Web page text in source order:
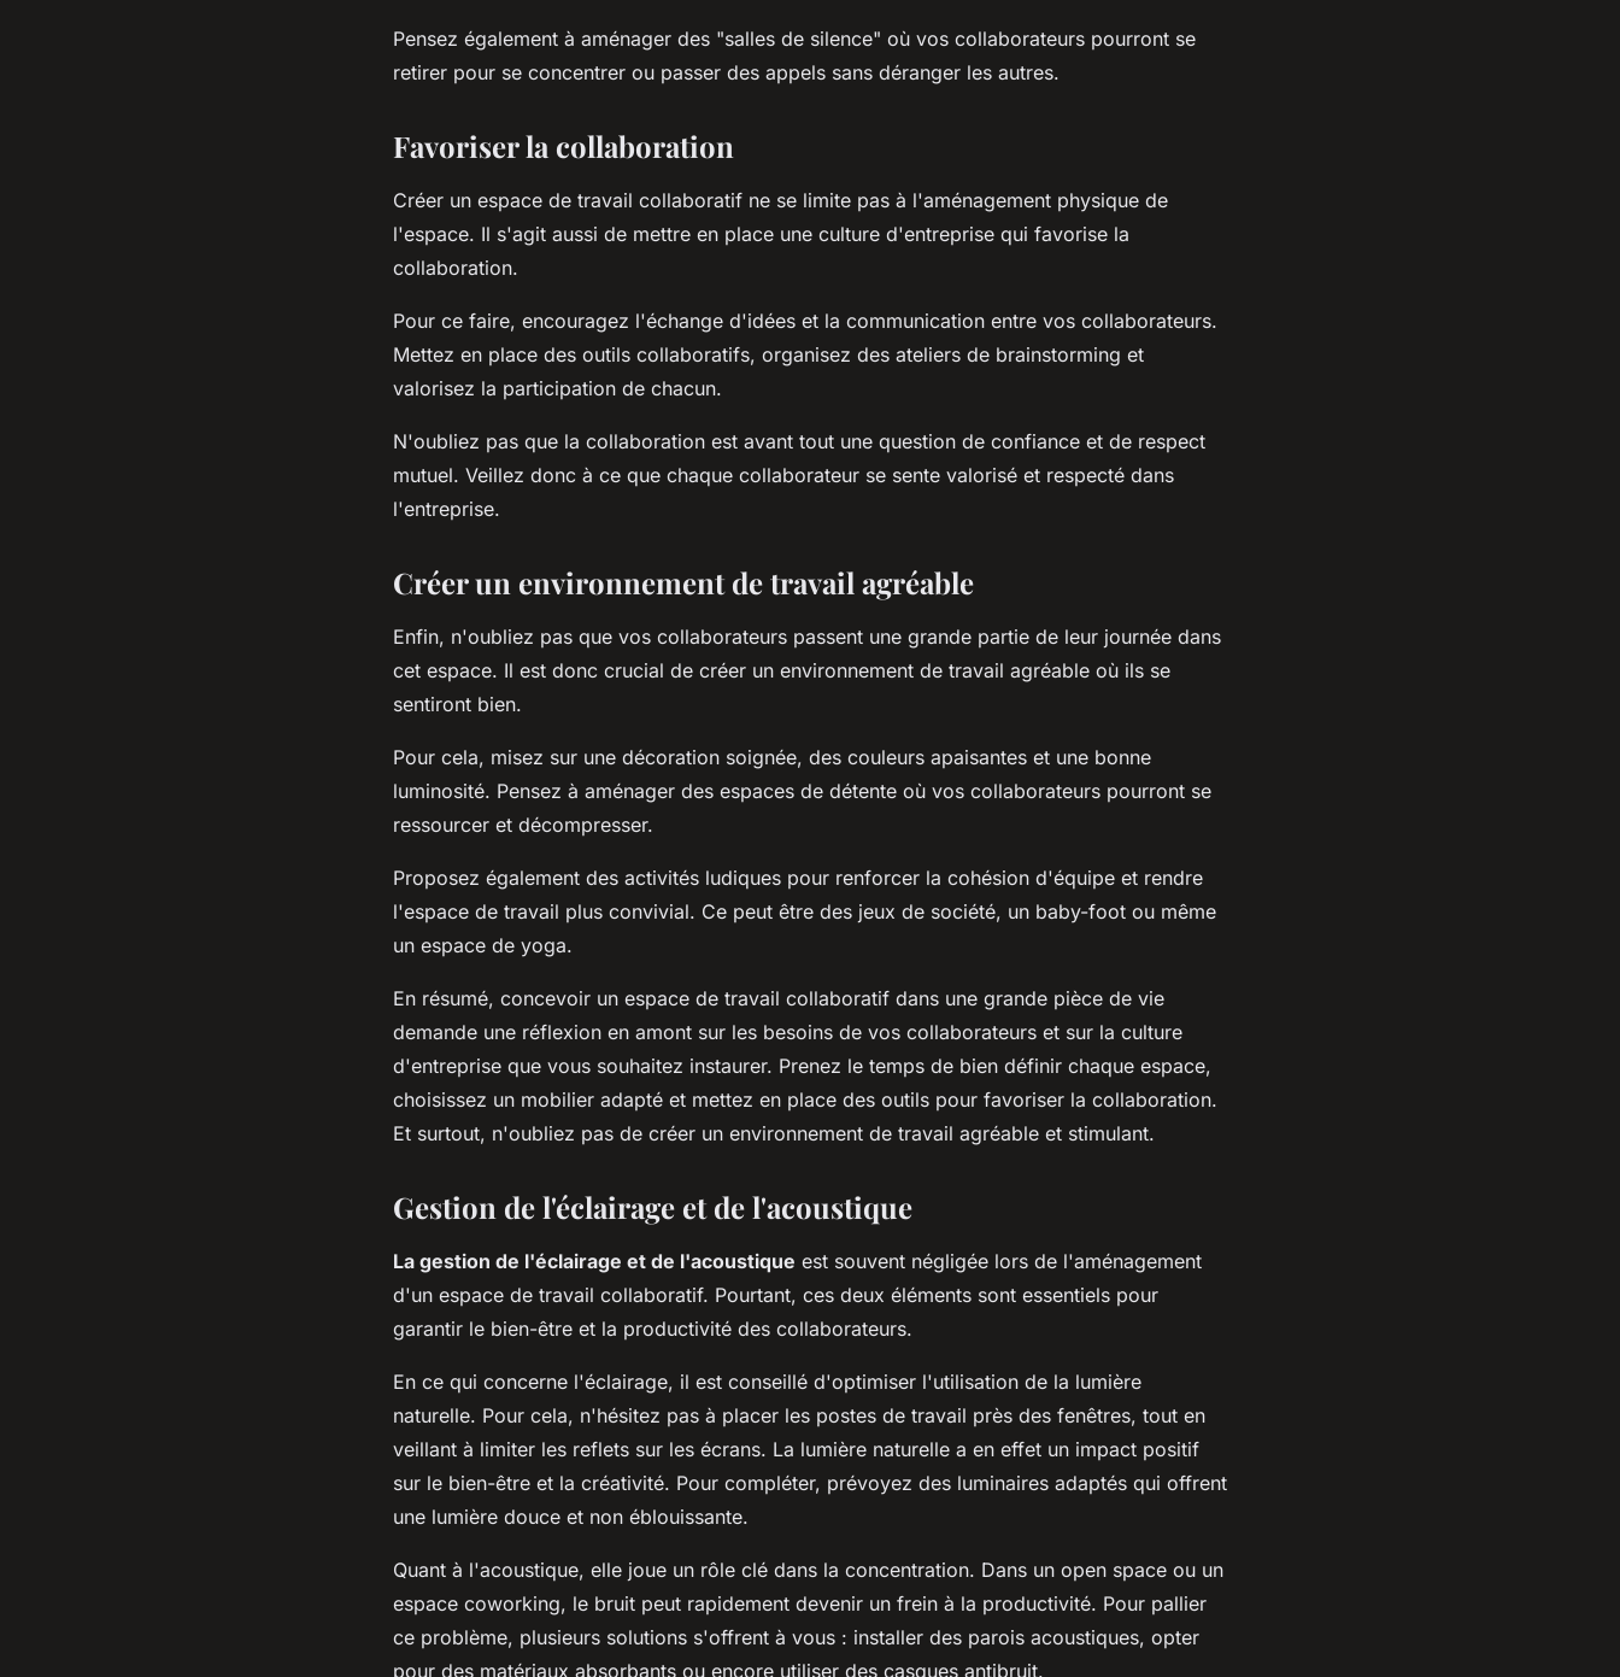
Pensez également à aménager des "salles de silence" où vos collaborateurs pourront se
retirer pour se concentrer ou passer des appels sans déranger les autres.
Favoriser la collaboration
Créer un espace de travail collaboratif ne se limite pas à l'aménagement physique de
l'espace. Il s'agit aussi de mettre en place une culture d'entreprise qui favorise la
collaboration.
Pour ce faire, encouragez l'échange d'idées et la communication entre vos collaborateurs.
Mettez en place des outils collaboratifs, organisez des ateliers de brainstorming et
valorisez la participation de chacun.
N'oubliez pas que la collaboration est avant tout une question de confiance et de respect
mutuel. Veillez donc à ce que chaque collaborateur se sente valorisé et respecté dans
l'entreprise.
Créer un environnement de travail agréable
Enfin, n'oubliez pas que vos collaborateurs passent une grande partie de leur journée dans
cet espace. Il est donc crucial de créer un environnement de travail agréable où ils se
sentiront bien.
Pour cela, misez sur une décoration soignée, des couleurs apaisantes et une bonne
luminosité. Pensez à aménager des espaces de détente où vos collaborateurs pourront se
ressourcer et décompresser.
Proposez également des activités ludiques pour renforcer la cohésion d'équipe et rendre
l'espace de travail plus convivial. Ce peut être des jeux de société, un baby-foot ou même
un espace de yoga.
En résumé, concevoir un espace de travail collaboratif dans une grande pièce de vie
demande une réflexion en amont sur les besoins de vos collaborateurs et sur la culture
d'entreprise que vous souhaitez instaurer. Prenez le temps de bien définir chaque espace,
choisissez un mobilier adapté et mettez en place des outils pour favoriser la collaboration.
Et surtout, n'oubliez pas de créer un environnement de travail agréable et stimulant.
Gestion de l'éclairage et de l'acoustique
La gestion de l'éclairage et de l'acoustique est souvent négligée lors de l'aménagement
d'un espace de travail collaboratif. Pourtant, ces deux éléments sont essentiels pour
garantir le bien-être et la productivité des collaborateurs.
En ce qui concerne l'éclairage, il est conseillé d'optimiser l'utilisation de la lumière
naturelle. Pour cela, n'hésitez pas à placer les postes de travail près des fenêtres, tout en
veillant à limiter les reflets sur les écrans. La lumière naturelle a en effet un impact positif
sur le bien-être et la créativité. Pour compléter, prévoyez des luminaires adaptés qui offrent
une lumière douce et non éblouissante.
Quant à l'acoustique, elle joue un rôle clé dans la concentration. Dans un open space ou un
espace coworking, le bruit peut rapidement devenir un frein à la productivité. Pour pallier
ce problème, plusieurs solutions s'offrent à vous : installer des parois acoustiques, opter
pour des matériaux absorbants ou encore utiliser des casques antibruit.